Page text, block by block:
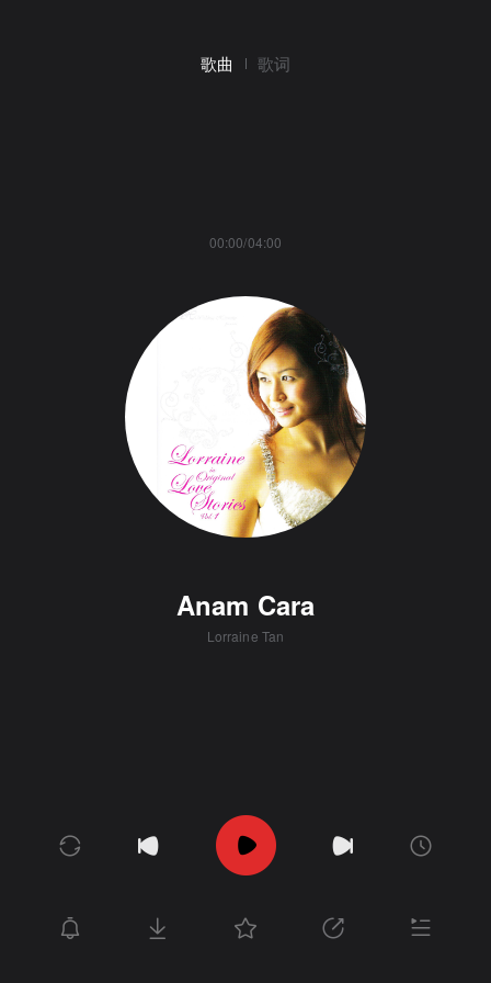
歌曲 歌词
00:00/04:00
Anam Cara
Lorraine Tan